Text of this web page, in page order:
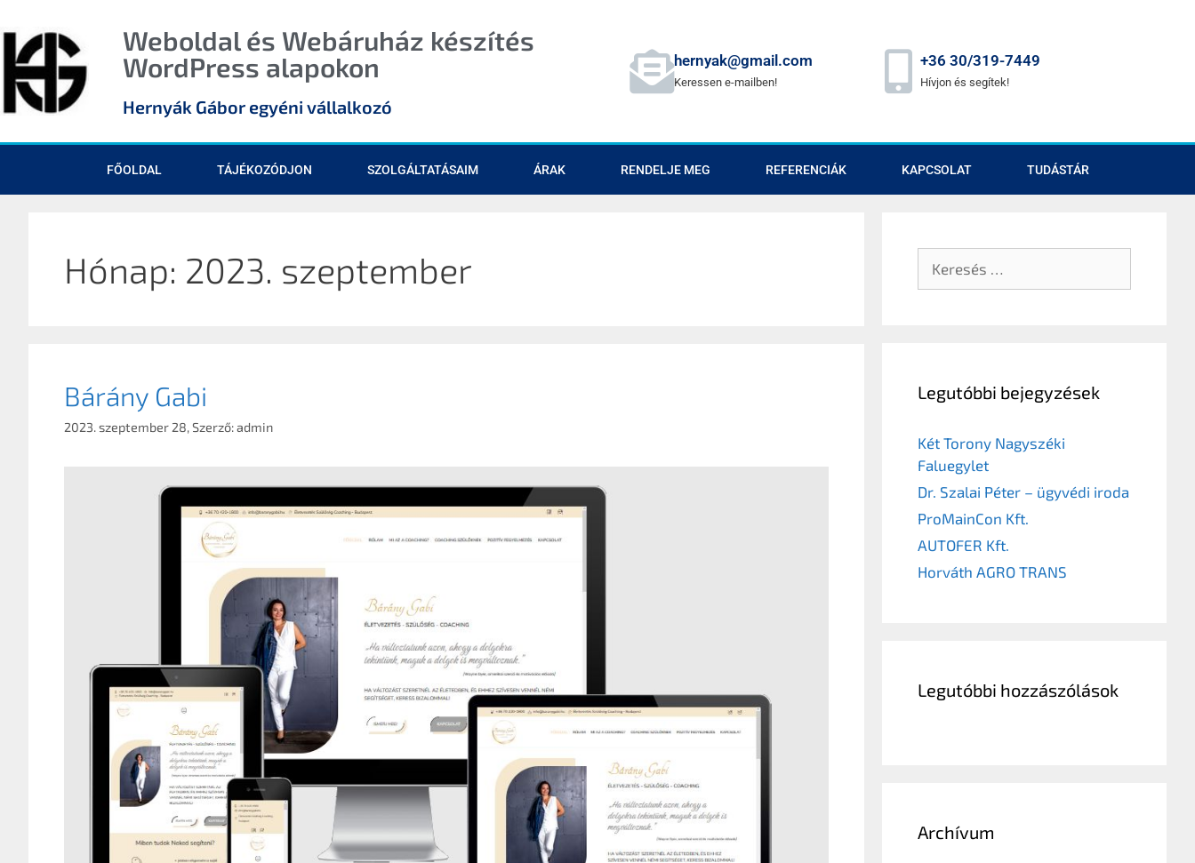
Weboldal és Webáruház készítés
WordPress alapokon
Hernyák Gábor egyéni vállalkozó
hernyak@gmail.com
Keressen e-mailben!
+36 30/319-7449
Hívjon és segítek!
FŐOLDAL TÁJÉKOZÓDJON SZOLGÁLTATÁSAIM ÁRAK RENDELJE MEG REFERENCIÁK KAPCSOLAT TUDÁSTÁR
Hónap: 2023. szeptember
Bárány Gabi
2023. szeptember 28,Szerző:admin
Legutóbbi bejegyzések
Két Torony Nagyszéki
Faluegylet
Dr. Szalai Péter – ügyvédi iroda
ProMainCon Kft.
AUTOFER Kft.
Horváth AGRO TRANS
Legutóbbi hozzászólások
Archívum